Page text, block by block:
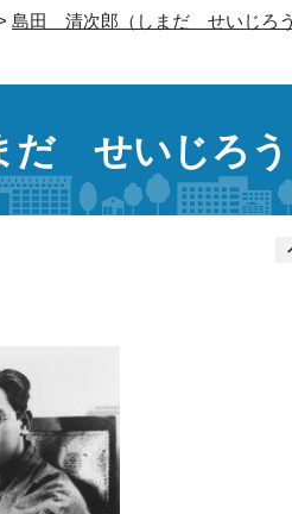
島田 清次郎（しまだ せいじろう
だ せいじろう